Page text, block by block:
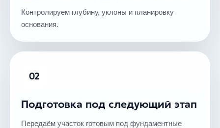
Контролируем глубину, уклоны и планировку
основания.
02
Подготовка под следующий этап
Передаём участок готовым под фундаментные